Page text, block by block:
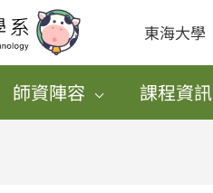
東海大學
師資陣容 課程資訊